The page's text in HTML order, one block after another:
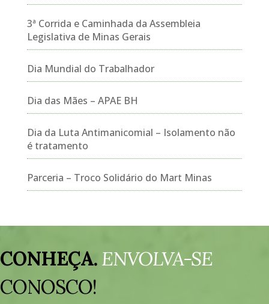
3ª Corrida e Caminhada da Assembleia
Legislativa de Minas Gerais
Dia Mundial do Trabalhador
Dia das Mães – APAE BH
Dia da Luta Antimanicomial – Isolamento não
é tratamento
Parceria – Troco Solidário do Mart Minas
de
vídeo
CONHEÇA.ENVOLVA-SE
CONOSCO!